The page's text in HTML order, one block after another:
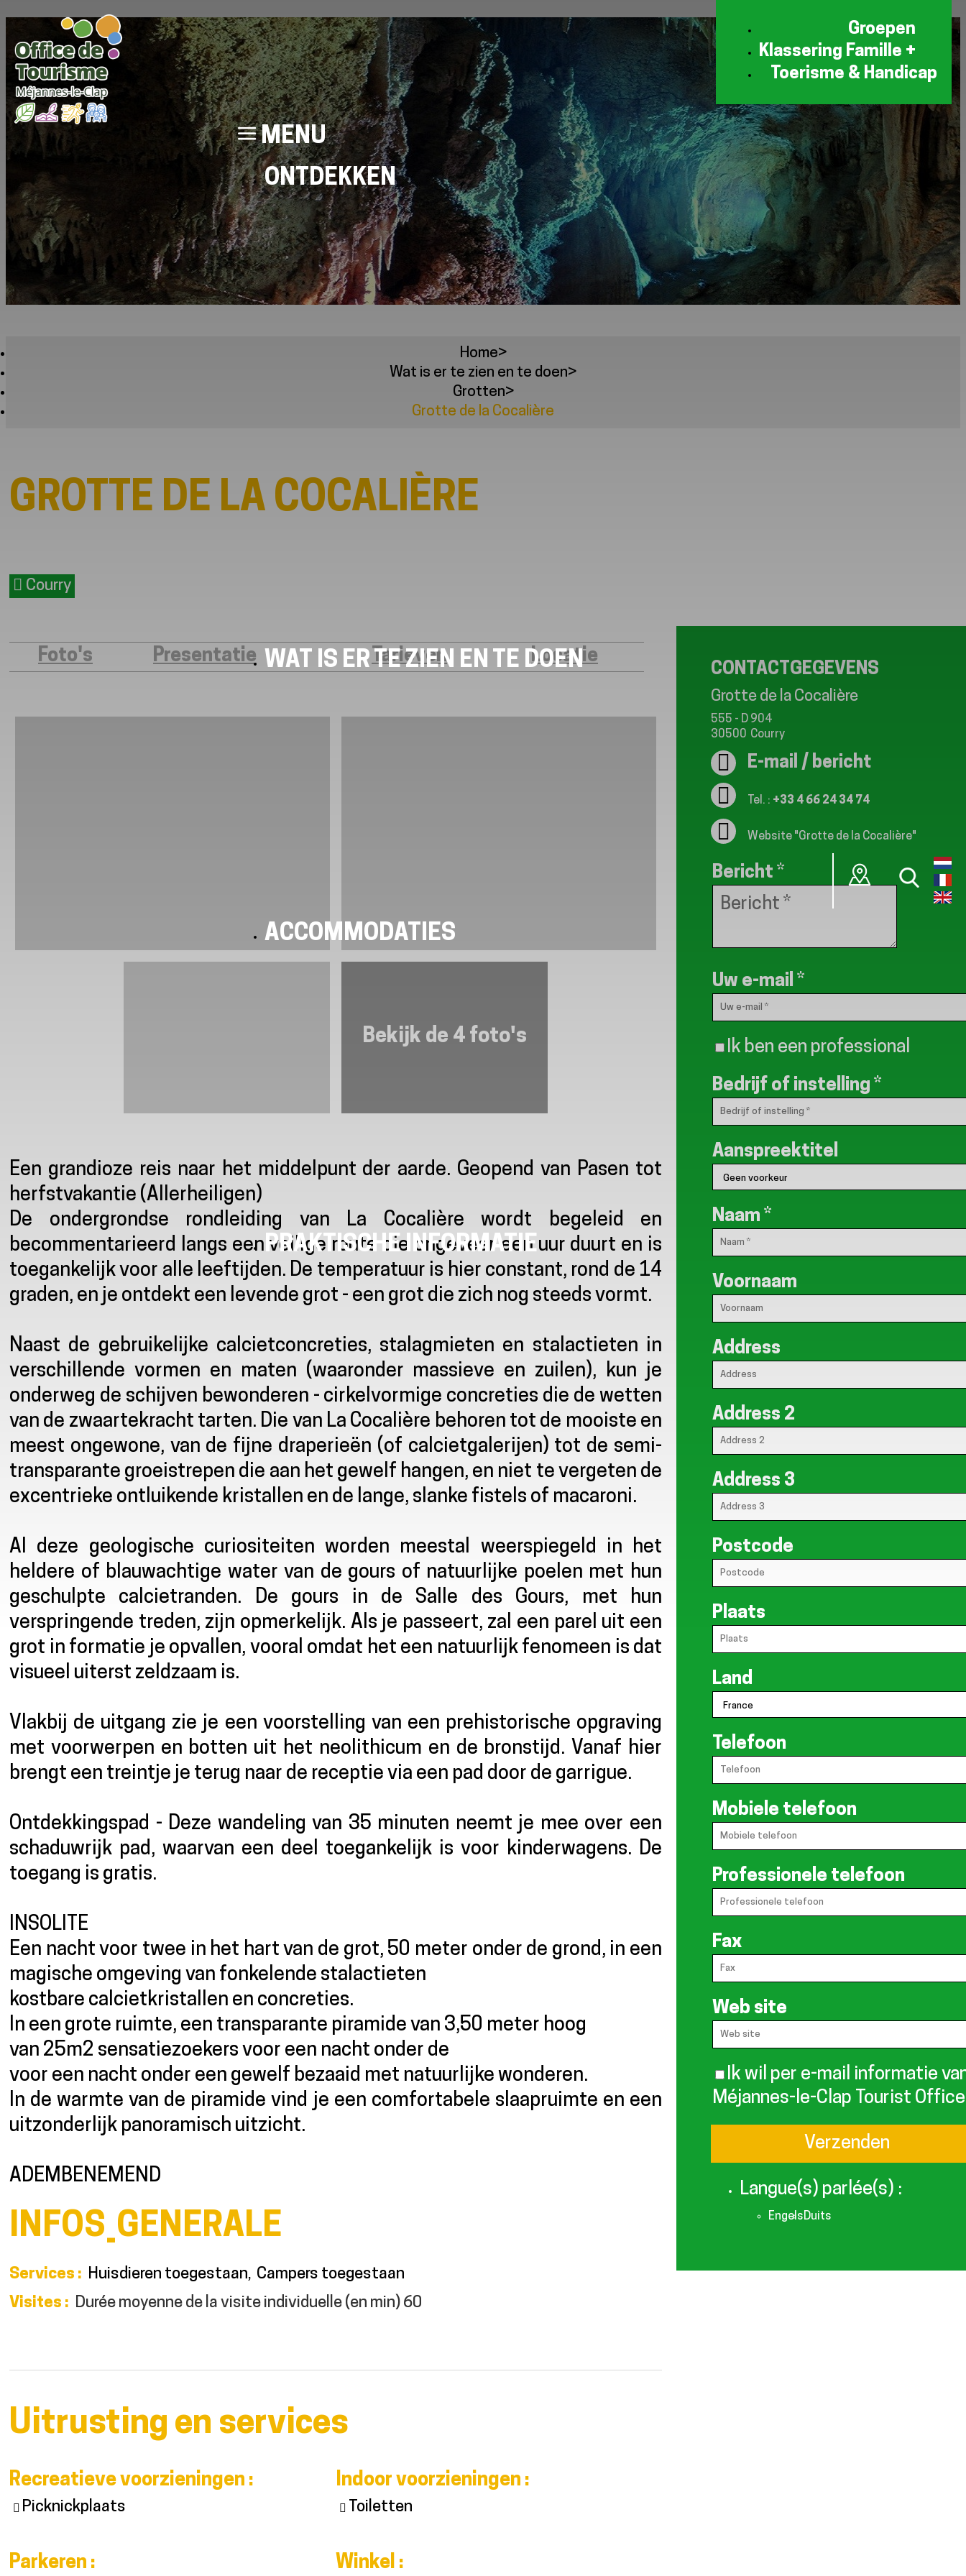
Groepen
Klassering Famille +
Toerisme & Handicap
MENU
ONTDEKKEN
WAT IS ER TE ZIEN EN TE DOEN
ACCOMMODATIES
PRAKTISCHE INFORMATIE
Home>
Wat is er te zien en te doen>
Grotten>
Grotte de la Cocalière
GROTTE DE LA COCALIÈRE
Courry
Foto's Presentatie Tarieven Locatie
Bekijk de 4 foto's
Presentatie
Een grandioze reis naar het middelpunt der aarde. Geopend van Pasen tot
herfstvakantie (Allerheiligen)
De ondergrondse rondleiding van La Cocalière wordt begeleid en
becommentarieerd langs een veilige route die ongeveer een uur duurt en is
toegankelijk voor alle leeftijden. De temperatuur is hier constant, rond de 14
graden, en je ontdekt een levende grot - een grot die zich nog steeds vormt.
Naast de gebruikelijke calcietconcreties, stalagmieten en stalactieten in
verschillende vormen en maten (waaronder massieve en zuilen), kun je
onderweg de schijven bewonderen - cirkelvormige concreties die de wetten
van de zwaartekracht tarten. Die van La Cocalière behoren tot de mooiste en
meest ongewone, van de fijne draperieën (of calcietgalerijen) tot de semi-
transparante groeistrepen die aan het gewelf hangen, en niet te vergeten de
excentrieke ontluikende kristallen en de lange, slanke fistels of macaroni.
Al deze geologische curiositeiten worden meestal weerspiegeld in het
heldere of blauwachtige water van de gours of natuurlijke poelen met hun
geschulpte calcietranden. De gours in de Salle des Gours, met hun
verspringende treden, zijn opmerkelijk. Als je passeert, zal een parel uit een
grot in formatie je opvallen, vooral omdat het een natuurlijk fenomeen is dat
visueel uiterst zeldzaam is.
Vlakbij de uitgang zie je een voorstelling van een prehistorische opgraving
met voorwerpen en botten uit het neolithicum en de bronstijd. Vanaf hier
brengt een treintje je terug naar de receptie via een pad door de garrigue.
Ontdekkingspad - Deze wandeling van 35 minuten neemt je mee over een
schaduwrijk pad, waarvan een deel toegankelijk is voor kinderwagens. De
toegang is gratis.
INSOLITE
Een nacht voor twee in het hart van de grot, 50 meter onder de grond, in een
magische omgeving van fonkelende stalactieten
kostbare calcietkristallen en concreties.
In een grote ruimte, een transparante piramide van 3,50 meter hoog
van 25m2 sensatiezoekers voor een nacht onder de
voor een nacht onder een gewelf bezaaid met natuurlijke wonderen.
In de warmte van de piramide vind je een comfortabele slaapruimte en een
uitzonderlijk panoramisch uitzicht.
ADEMBENEMEND
INFOS_GENERALE
Services : Huisdieren toegestaan
Campers toegestaan
Visites : Durée moyenne de la visite individuelle (en min) 60
Uitrusting en services
Recreatieve voorzieningen :
Picknickplaats
Indoor voorzieningen :
Toiletten
Parkeren : Winkel :
CONTACTGEGEVENS
Grotte de la Cocalière
555 - D 904
30500 Courry
E-mail / bericht
Tel. : +33 4 66 24 34 74
Website "Grotte de la Cocalière"
Bericht *
Uw e-mail *
Ik ben een professional
Bedrijf of instelling *
Aanspreektitel
Naam *
Voornaam
Address
Address 2
Address 3
Postcode
Plaats
Land
Telefoon
Mobiele telefoon
Professionele telefoon
Fax
Web site
Ik wil per e-mail informatie
Méjannes-le-Clap Tourist Office
Langue(s) parlée(s) :
EngelsDuits